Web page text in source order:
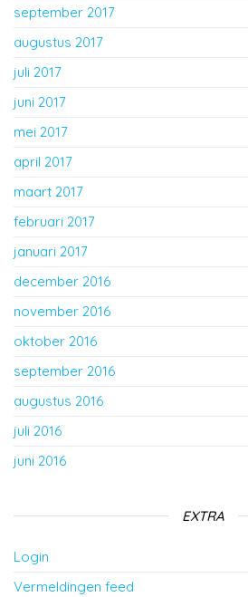
september 2017
augustus 2017
juli 2017
juni 2017
mei 2017
april 2017
maart 2017
februari 2017
januari 2017
december 2016
november 2016
oktober 2016
september 2016
augustus 2016
juli 2016
juni 2016
EXTRA
Login
Vermeldingen feed